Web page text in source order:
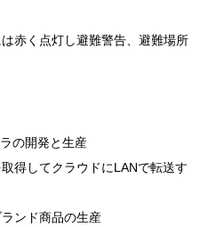
赤く点灯し避難警告、避難場所
の開発と生産
得してクラウドにLANで転送す
ンド商品の生産